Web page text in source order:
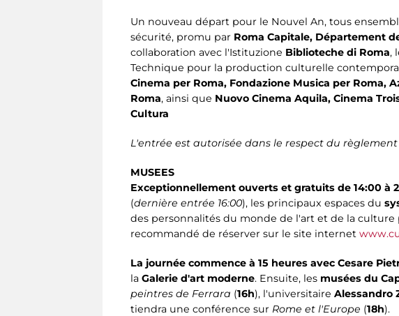
Un nouveau départ pour le Nouvel An, tous
sécurité, promu par Roma Capitale, Département
collaboration avec l'Istituzione Biblioteche di Roma,
Technique pour la production culturelle
Cinema per Roma, Fondazione Musica per Roma,
Roma, ainsi que Nuovo Cinema Aquila, Cinema
Cultura
L'entrée est autorisée dans le respect du
MUSEES
Exceptionnellement ouverts et gratuits de 14:00 à
(dernière entrée 16:00), les principaux espaces du
des personnalités du monde de l'art et de la culture
recommandé de réserver sur le site internet
La journée commence à 15 heures avec Cesare
la Galerie d'art moderne. Ensuite, les musées du
peintres de Ferrara (16h), l'universitaire Alessandro
tiendra une conférence sur Rome et l'Europe (18h).